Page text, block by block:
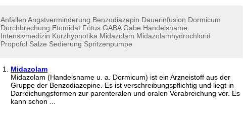
Anfällen Angstverminderung Benzodiazepin Dauerinfusion Dormicum
Durchbrechung Etomidat Fötus GABA Gabe Handelsname
Intensivmedizin Kurzhypnotika Midazolam Midazolamhydrochlorid
Propofol Salze Sedierung Spritzenpumpe
Midazolam
Midazolam (Handelsname u. a. Dormicum) ist ein Arzneistoff aus der
Gruppe der Benzodiazepine. Es ist verschreibungspflichtig und liegt in
Darreichungsformen zur parenteralen und oralen Verabreichung vor. Es
kann schon ...